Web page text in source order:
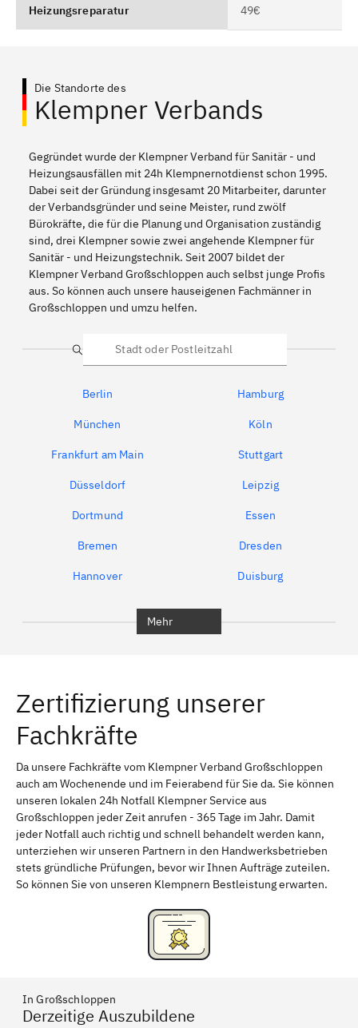
Heizungsreparatur 49€
Die Standorte des
Klempner Verbands
Gegründet wurde der Klempner Verband für Sanitär - und
Heizungsausfällen mit 24h Klempnernotdienst schon 1995.
Dabei seit der Gründung insgesamt 20 Mitarbeiter, darunter
der Verbandsgründer und seine Meister, rund zwölf
Bürokräfte, die für die Planung und Organisation zuständig
sind, drei Klempner sowie zwei angehende Klempner für
Sanitär - und Heizungstechnik. Seit 2007 bildet der
Klempner Verband Großschloppen auch selbst junge Profis
aus. So können auch unsere hauseigenen Fachmänner in
Großschloppen und umzu helfen.
Suche
Berlin Hamburg
München Köln
Frankfurt am Main Stuttgart
Düsseldorf Leipzig
Dortmund Essen
Bremen Dresden
Hannover Duisburg
Erlangen Bamberg
Bayreuth
Schweinfurt Passau
Freising Rudelsdorf, Mittelfranken
Mehr
Zertifizierung unserer
Fachkräfte
Da unsere Fachkräfte vom Klempner Verband Großschloppen
auch am Wochenende und im Feierabend für Sie da. Sie können
unseren lokalen 24h Notfall Klempner Service aus
Großschloppen jeder Zeit anrufen - 365 Tage im Jahr. Damit
jeder Notfall auch richtig und schnell behandelt werden kann,
unterziehen wir unseren Partnern in den Handwerksbetrieben
stets gründliche Prüfungen, bevor wir Ihnen Aufträge zuteilen.
So können Sie von unseren Klempnern Bestleistung erwarten.
In Großschloppen
Derzeitige Auszubildene